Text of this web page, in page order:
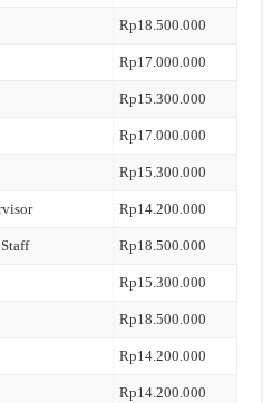
Rp18.500.000
Rp17.000.000
Rp15.300.000
Rp17.000.000
Rp15.300.000
Rp14.200.000
Rp18.500.000
Rp15.300.000
Rp18.500.000
Rp14.200.000
Rp14.200.000